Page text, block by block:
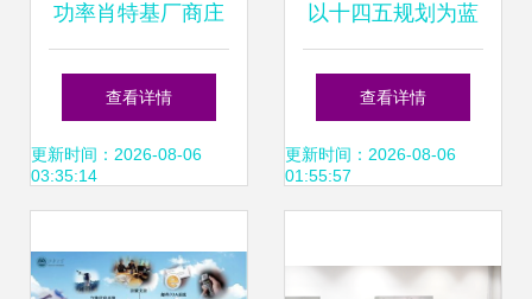
功率肖特基厂商庄
氏科技授权世强硬
创代理，赋能储能
查看详情
更新时间：2026-08-06
03:35:14
以十四五规划为蓝
图 信息科技领域技
术开发的13个关键
查看详情
更新时间：2026-08-06
01:55:57